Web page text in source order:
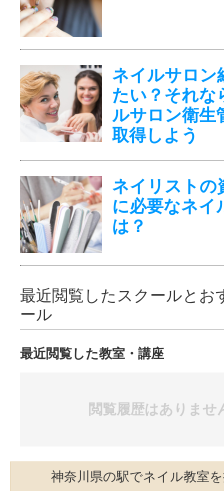
ネイルサロン
たい？それな
ルサロン衛生
取得しよう
ネイリストの
に必要なネイ
は？
最近閲覧したスクールとお
ール
最近閲覧した教室・講座
閲覧履歴はありませ
神奈川県の駅でネイル教室